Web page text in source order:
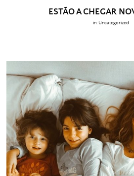
ESTÃO A CHEGAR
in: Uncategorized